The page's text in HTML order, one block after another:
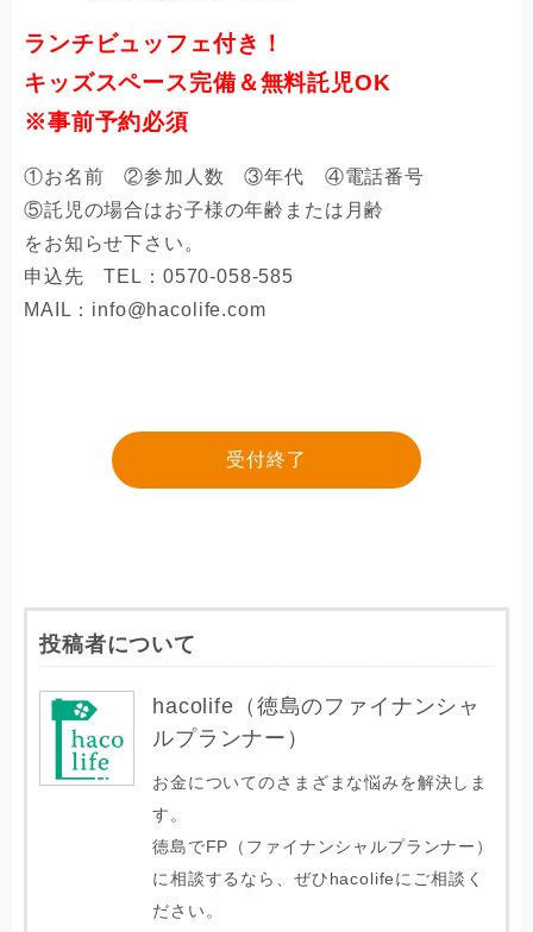
ランチビュッフェ付き！
キッズスペース完備＆無料託児OK
※事前予約必須
①お名前 ②参加人数 ③年代 ④電話番号
⑤託児の場合はお子様の年齢または月齢
をお知らせ下さい。
​申込先 TEL：0570-058-585
MAIL：info@hacolife.com
受付終了
投稿者について
hacolife（徳島のファイナンシャ
ルプランナー）
お金についてのさまざまな悩みを解決しま
す。
徳島でFP（ファイナンシャルプランナー）
に相談するなら、ぜひhacolifeにご相談く
ださい。